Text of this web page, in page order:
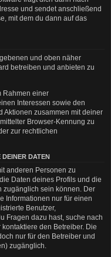
und sendet anschließend
mit dem du dann auf das
und oben näher
betreiben und anbieten zu
Rahmen einer
Interessen sowie den
Aktionen zusammen mit deiner
Browser-Kennung zu
zur rechtlichen
DATEN
anderen Personen zu
Daten deines Profils und die
zugänglich sein können. Der
Informationen nur für einen
Benutzer,
Fragen dazu hast, suche nach
den Betreiber. Die
nur für den Betreiber und
zugänglich.